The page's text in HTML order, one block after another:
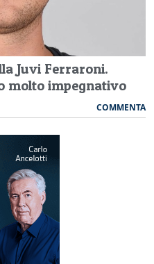
Juvi Ferraroni.
molto impegnativo
COMMENTA